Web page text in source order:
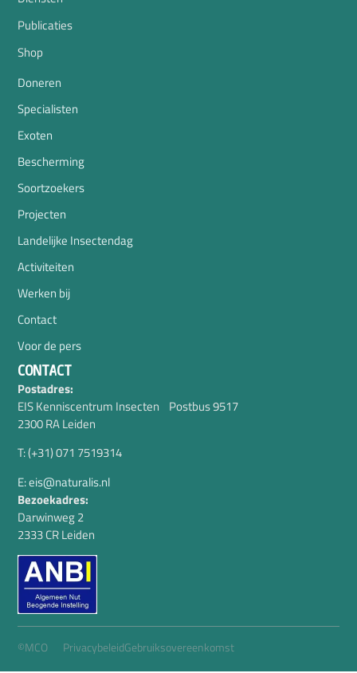
Publicaties
Shop
Doneren
Specialisten
Exoten
Bescherming
Soortzoekers
Projecten
Landelijke Insectendag
Activiteiten
Werken bij
Contact
Voor de pers
CONTACT
Postadres:
EIS Kenniscentrum Insecten Postbus 9517
2300 RA Leiden
T: (+31) 071 7519314
E: eis@naturalis.nl
Bezoekadres:
Darwinweg 2
2333 CR Leiden
©MCO PrivacybeleidGebruiksovereenkomst